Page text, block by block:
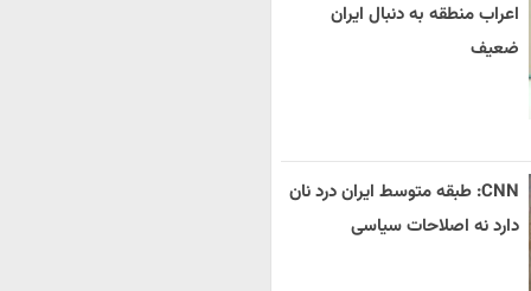
اعراب منطقه به دنبال ایران
ضعیف
CNN: طبقه متوسط ایران درد نان
دارد نه اصلاحات سیاسی